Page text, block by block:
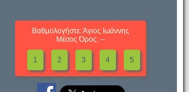
Βαθμολογήστε: Άγιος Ιωάννης
Μέσος Όρος: --
1 2 3 4 5